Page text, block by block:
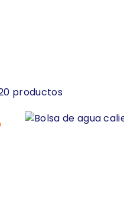
productos